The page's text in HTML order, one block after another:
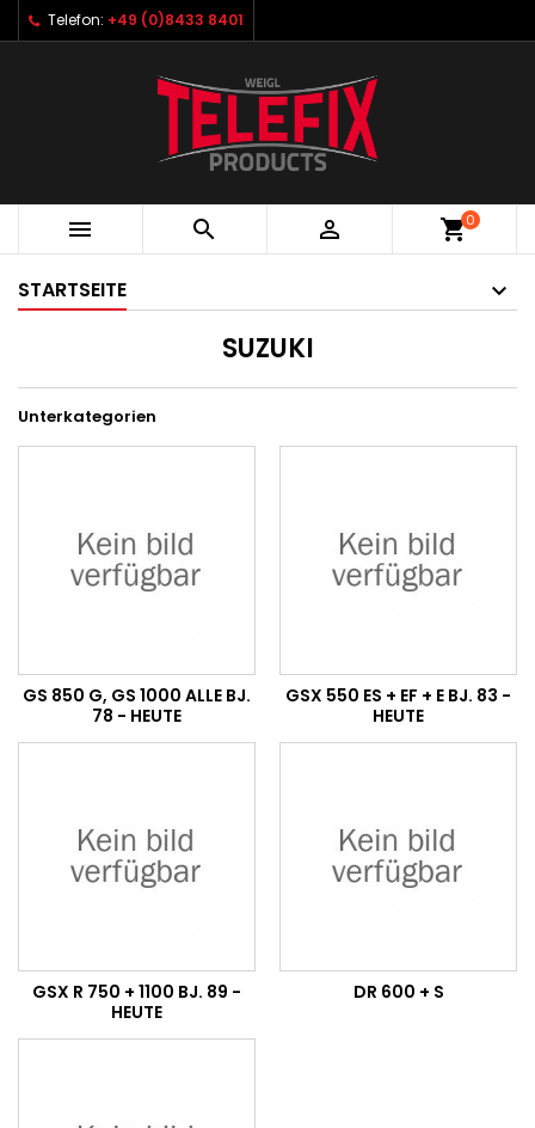
Telefon: +49 (0)8433 8401
   shopping_cart0
STARTSEITE
SUZUKI
Unterkategorien
GS 850 G, GS 1000 ALLE BJ.
78 - HEUTE
GSX 550 ES + EF + E BJ. 83 -
HEUTE
GSX R 750 + 1100 BJ. 89 -
HEUTE
DR 600 + S